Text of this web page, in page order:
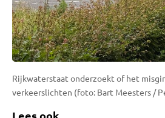
Rijkwaterstaat onderzoekt of het
verkeerslichten (foto: Bart Meesters /